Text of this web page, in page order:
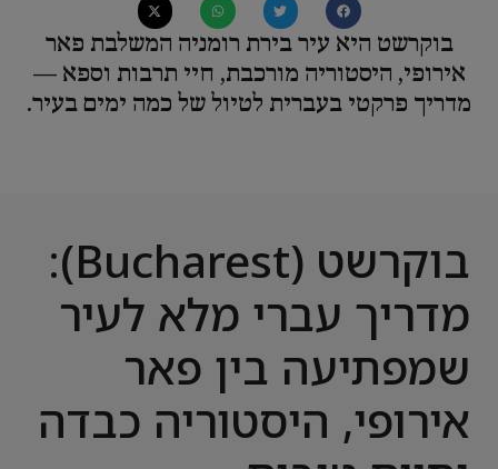
בוקרשט היא עיר בירת רומניה המשלבת פאר
אירופי, היסטוריה מורכבת, חיי תרבות וספא —
מדריך פרקטי בעברית לטיול של כמה ימים בעיר.
בוקרשט (Bucharest):
מדריך עברי מלא לעיר
שמפתיעה בין פאר
אירופי, היסטוריה כבדה